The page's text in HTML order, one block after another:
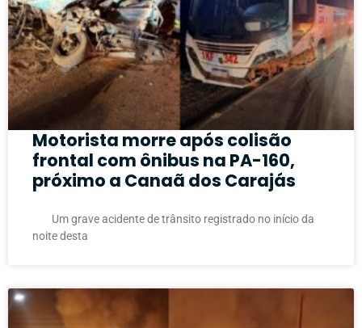
Motorista morre após colisão
frontal com ônibus na PA-160,
próximo a Canaã dos Carajás
Um grave acidente de trânsito registrado no início da
noite desta